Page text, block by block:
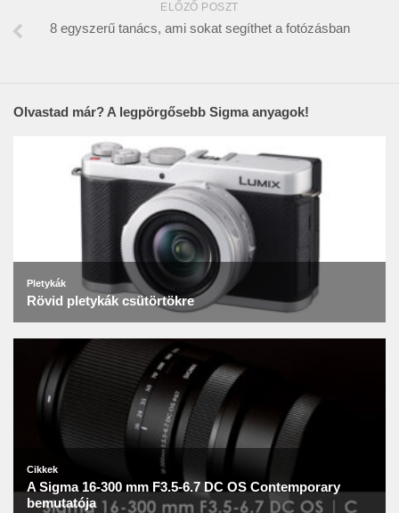
ELŐZŐ POSZT
8 egyszerű tanács, ami sokat segíthet a fotózásban
Olvastad már? A legpörgősebb Sigma anyagok!